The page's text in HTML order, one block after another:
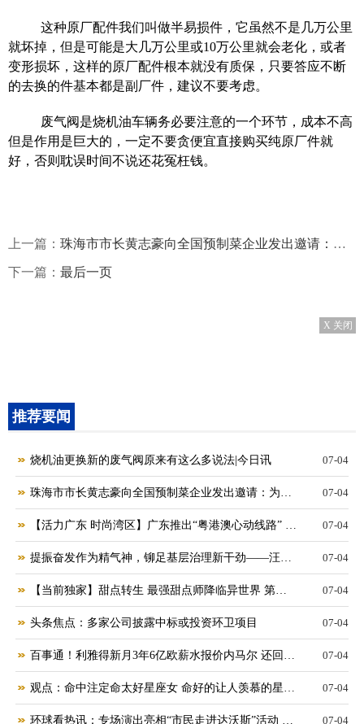
这种原厂配件我们叫做半易损件，它虽然不是几万公里
就坏掉，但是可能是大几万公里或10万公里就会老化，或者
变形损坏，这样的原厂配件根本就没有质保，只要答应不断
的去换的件基本都是副厂件，建议不要考虑。
废气阀是烧机油车辆务必要注意的一个环节，成本不高
但是作用是巨大的，一定不要贪便宜直接购买纯原厂件就
好，否则耽误时间不说还花冤枉钱。
上一篇： 珠海市市长黄志豪向全国预制菜企业发出邀请：为企业提供全流程服务|全球热点
下一篇： 最后一页
X 关闭
推荐要闻
烧机油更换新的废气阀原来有这么多说法|今日讯 07-04
珠海市市长黄志豪向全国预制菜企业发出邀请：为企
业提供全流程服务|全球热点
07-04
【活力广东 时尚湾区】广东推出“粤港澳心动线路” 邀
请游客畅玩湾区胜地-全球热文
07-04
提振奋发作为精气神，铆足基层治理新干劲——汪清
县“基层治理·书记加油”业务大比武活动纪实
07-04
【当前独家】甜点转生 最强甜点师降临异世界 第一
季 第一二集
07-04
头条焦点：多家公司披露中标或投资环卫项目 07-04
百事通！利雅得新月3年6亿欧薪水报价内马尔 还回巴
萨吗？
07-04
观点：命中注定命太好星座女 命好的让人羡慕的星座
女
07-04
环球看热讯：专场演出亮相“市民走进达沃斯”活动 4 07-04